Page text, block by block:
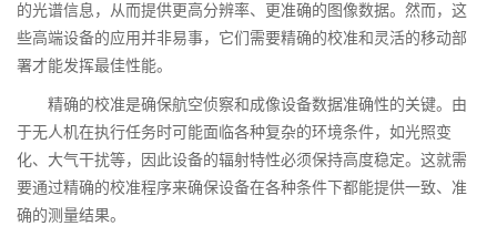
的光谱信息，从而提供更高分辨率、更准确的图像数据。然而，这
些高端设备的应用并非易事，它们需要精确的校准和灵活的移动部
署才能发挥最佳性能。
精确的校准是确保航空侦察和成像设备数据准确性的关键。由
于无人机在执行任务时可能面临各种复杂的环境条件，如光照变
化、大气干扰等，因此设备的辐射特性必须保持高度稳定。这就需
要通过精确的校准程序来确保设备在各种条件下都能提供一致、准
确的测量结果。